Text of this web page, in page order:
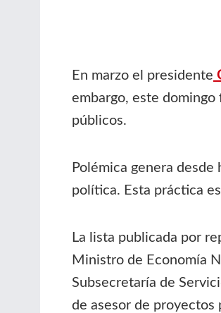
En marzo el presidente
embargo, este
públicos.
Polémica genera
política. Esta práctica
La lista publicada por
Ministro de Economía
Subsecretaría de
de asesor de proyectos